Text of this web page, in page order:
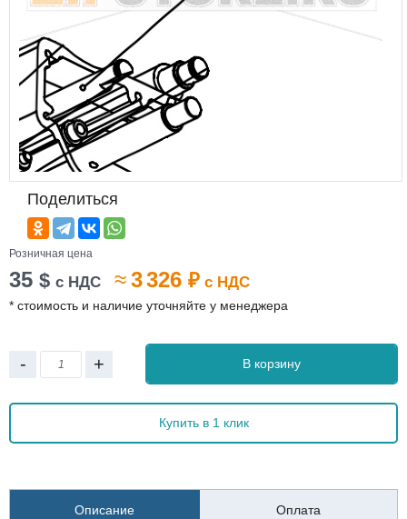
Поделиться
Розничная цена
35 $ с НДС ≈3 326 ₽ с НДС
* стоимость и наличие уточняйте у менеджера
- + В корзину
Купить в 1 клик
Описание Оплата